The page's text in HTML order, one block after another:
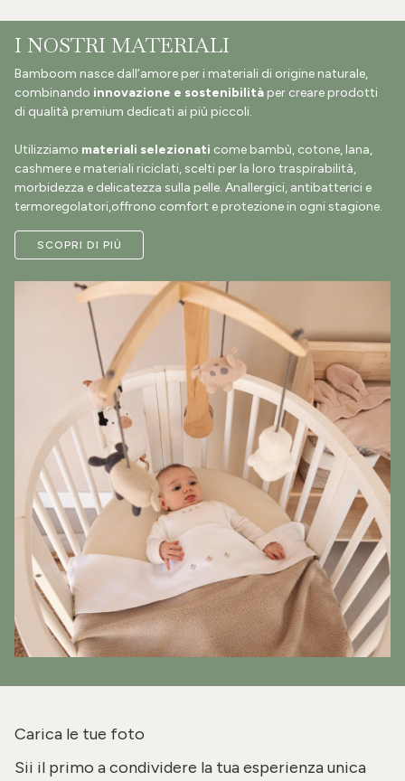
I NOSTRI MATERIALI
Bamboom nasce dall’amore per i materiali di origine naturale,
combinando innovazione e sostenibilità per creare prodotti
di qualità premium dedicati ai più piccoli.
Utilizziamo materiali selezionati come bambù, cotone, lana,
cashmere e materiali riciclati, scelti per la loro traspirabilità,
morbidezza e delicatezza sulla pelle. Anallergici, antibatterici e
termoregolatori,offrono comfort e protezione in ogni stagione.
SCOPRI DI PIÙ
Carica le tue foto
Sii il primo a condividere la tua esperienza unica